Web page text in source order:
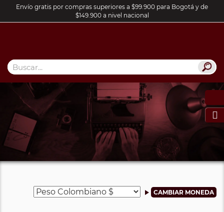
Envío gratis por compras superiores a $99.900 para Bogotá y de
$149.900 a nivel nacional
